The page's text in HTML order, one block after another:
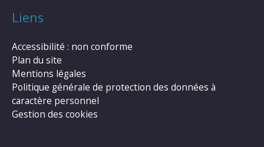
Liens
Accessibilité : non conforme
Plan du site
Mentions légales
Politique générale de protection des données à
caractère personnel
Gestion des cookies